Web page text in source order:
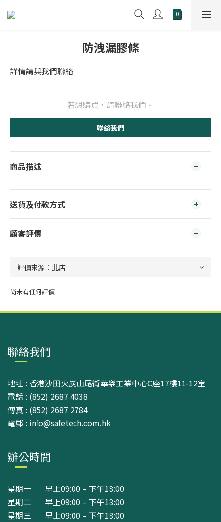
防洩漏膠條
詳情請與我們聯絡
若想購買，請聯絡我們。
聯絡我們
商品描述
送貨及付款方式
顧客評價
尚未有任何評價
聯絡我們
地址 : 香港沙田火炭山尾街華樂工業中心C座17樓11-12室
電話 : (852) 2687 4038
傳真 : (852) 2687 2784
電郵 : info@safetech.com.hk
辦公時間
星期一 早上09:00 – 下午18:00
星期二 早上09:00 – 下午18:00
星期三 早上09:00 – 下午18:00